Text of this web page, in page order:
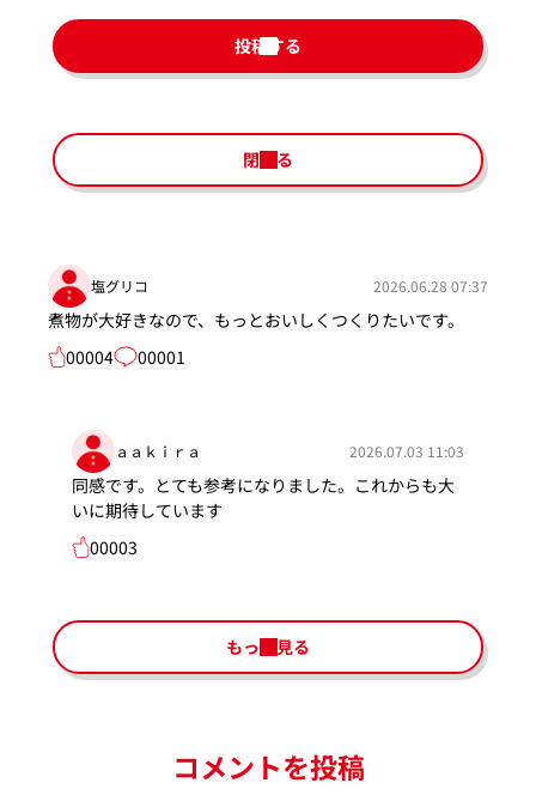
投稿する
閉じる
塩グリコ 2026.06.28 07:37
煮物が大好きなので、もっとおいしくつくりたいです。
00004
00001
ａａｋｉｒａ 2026.07.03 11:03
同感です。とても参考になりました。これからも大
いに期待しています
00003
もっと見る
コメントを投稿